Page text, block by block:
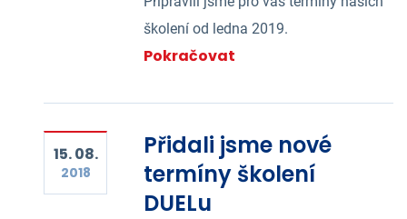
školení od ledna 2019.
Pokračovat
15. 08.
2018
Přidali jsme nové
termíny školení
DUELu